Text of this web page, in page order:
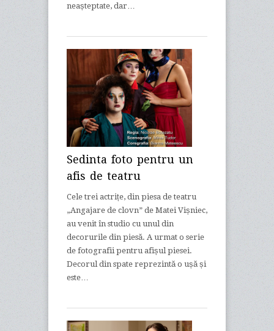
neașteptate, dar…
Sedinta foto pentru un
afis de teatru
Cele trei actrițe, din piesa de teatru
„Angajare de clovn” de Matei Vișniec,
au venit în studio cu unul din
decorurile din piesă. A urmat o serie
de fotografii pentru afișul piesei.
Decorul din spate reprezintă o ușă și
este…